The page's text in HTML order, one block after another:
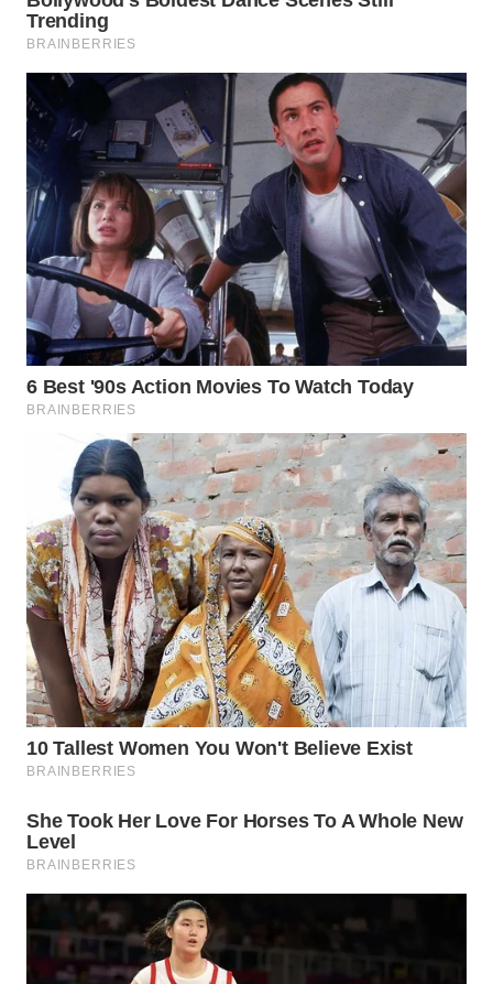
WN
KALTARA
KALSEL
KALTIM
WN
SULSEL
WN
GORONTALO
SULUT
WN
MALUKU
WN
MALUT
WN
DAIRI
WN
DANAU
WN
WN
LANGKAT